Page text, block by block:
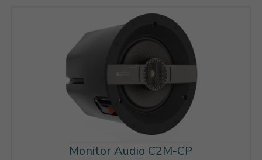
Monitor Audio C2M-CP